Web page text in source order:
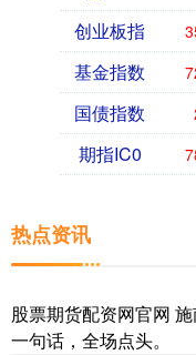
创业板指
基金指数
国债指数
期指IC0
热点资讯
股票期货配资网官网
一句话，全场点头。